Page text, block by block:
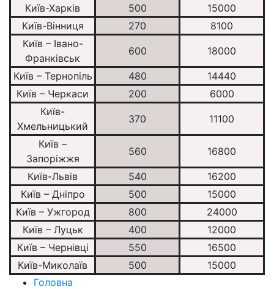
Київ-Харків
500
15000
Київ-Вінниця
270
8100
Київ – Івано-
Франківськ
600 18000
Київ – Тернопіль 480
14440
Київ – Черкаси
200
6000
Київ-
Хмельницький
370 11100
Київ –
Запоріжжя
560 16800
Київ-Львів 540
16200
Київ – Дніпро
500
15000
Київ – Ужгород
800
24000
Київ – Луцьк
400
12000
Київ – Чернівці
550
16500
Київ-Миколаїв
500
15000
Головна